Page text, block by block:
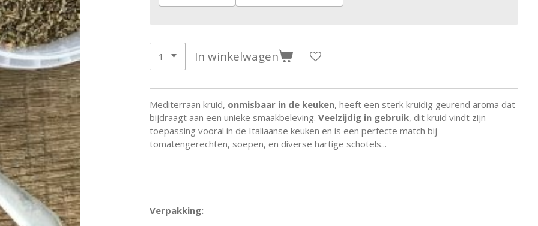
In winkelwagen
Mediterraan kruid, onmisbaar in de keuken, heeft een sterk kruidig geurend aroma dat
bijdraagt aan een unieke smaakbeleving. Veelzijdig in gebruik, dit kruid vindt zijn
toepassing vooral in de Italiaanse keuken en is een perfecte match bij
tomatengerechten, soepen, en diverse hartige schotels...
Verpakking: